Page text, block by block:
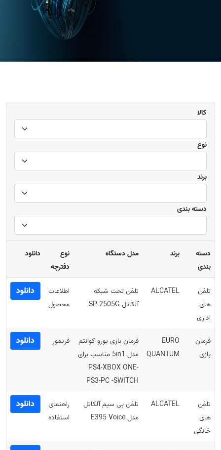
کالا
نوع
برند
دسته بندی
دسته
بندی
برند مدل دستگاه
نوع
دفترچه
دانلود
تلفن
های
اداری
ALCATEL
تلفن تحت شبکه
آلکاتل SP-2505G
اطلاعات
محصول
دانلود
فرمان
بازی
EURO
QUANTUM
فرمان بازی یورو کوانتم
مدل 5in1 مناسب برای
PS4-XBOX ONE-
PS3-PC -SWITCH
فریمور دانلود
تلفن
های
خانگی
ALCATEL
تلفن بی سیم آلکاتل
مدل E395 Voice
راهنمای
استفاده
دانلود